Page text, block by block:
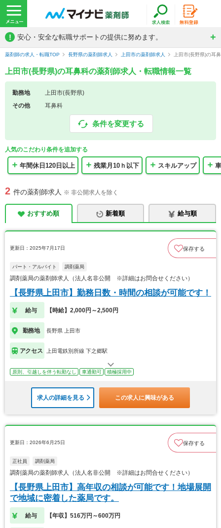
! 安心・安全な転職サポートの提供に努めます。
薬剤師の求人・転職TOP 長野県の薬剤師求人 上田市の薬剤師求人 上田市(長野県)の耳
上田市(長野県)の耳鼻科の薬剤師求人・転職情報一覧
勤務地
上田市(長野県)
その他
耳鼻科
条件を変更する
人気のこだわり条件を追加する
年間休日120日以上 残業月10ｈ以下 スキルアップ
2 件の薬剤師求人 ※ 非公開求人を除く
おすすめ順 新着順 給与順
更新日：2025年7月17日 保存する
パート・アルバイト 調剤薬局
調剤薬局の薬剤師求人（法人名非公開 ※詳細はお問合せください）
【長野県上田市】勤務日数・時間の相談が可能です！
給与 【時給】2,000円～2,500円
勤務地 長野県 上田市
アクセス 上田電鉄別所線 下之郷駅
原則、引越しを伴う転勤なし 車通勤可 積極採用中
求人の詳細を見る この求人に興味がある
更新日：2026年6月25日 保存する
正社員 調剤薬局
調剤薬局の薬剤師求人（法人名非公開 ※詳細はお問合せください）
【長野県上田市】高年収の相談が可能です！地場展開
で地域に密着した薬局です。
給与 【年収】516万円～600万円